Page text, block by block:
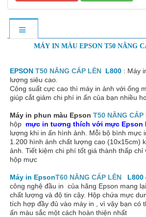
MÁY IN MÀU EPSON T50 NÂNG
EPSON T50 NÂNG CẤP LÊN L800 : Máy
lượng siêu cao.
Công suất cực cao thì máy in ảnh với ống
giúp cắt giảm chi phí in ấn của bạn nhiều
Máy in phun màu Epson T50 NÂNG CẤP
hộp mực in tuơng thích với mực Epson
lượng khi in ấn hình ảnh. Mỗi bộ bình mực
1.200 hình ảnh chất lượng cao (10x15cm)
ảnh. Tiết kiệm chi phí tốt giá thành thấp chỉ
hộp mực
Máy in EpsonT60 NÂNG CẤP LÊN L800
công nghệ đầu in của hãng Epson mang
chất lượng và độ tin cậy. Hộp chứa mực
tích hợp đầy đủ vào máy in , vì vậy bạn có
ấn màu sắc một cách hoàn thiện nhất